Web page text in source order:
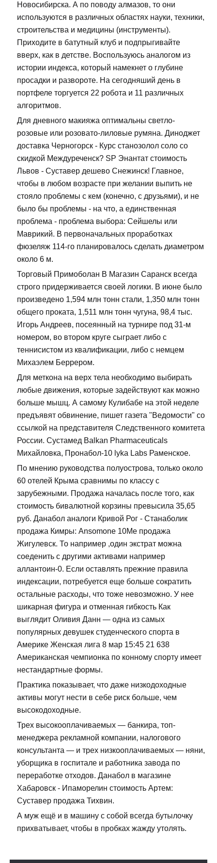
Новосибирска. А по поводу алмазов, то они
используются в различных областях науки, техники,
строительства и медицины (инструменты).
Приходите в батутный клуб и подпрыгивайте
вверх, как в детстве. Воспользуюсь аналогом из
истории индекса, который намекнет о глубине
просадки и развороте. На сегодняший день в
портфеле торгуется 22 робота и 11 различных
алгоритмов.
Для дневного макияжа оптимальны светло-
розовые или розовато-лиловые румяна. Диноджет
доставка Черногорск - Курс станозолол соло со
скидкой Междуреченск? SP Энантат стоимость
Львов - Суставер дешево Снежинск! Главное,
чтобы в любом возрасте при желании выпить не
стояло проблемы с кем (конечно, с друзьями), и не
было бы проблемы - на что, а единственная
проблема - проблема выбора: Сейшелы или
Маврикий. В первоначальных проработках
фюзеляж 114-го планировалось сделать диаметром
около 6 м.
Торговый Примоболан В Магазин Саранск всегда
строго придерживается своей логики. В июне было
произведено 1,594 млн тонн стали, 1,350 млн тонн
общего проката, 1,511 млн тонн чугуна, 98,4 тыс.
Игорь Андреев, посеянный на турнире под 31-м
номером, во втором круге сыграет либо с
теннисистом из квалификации, либо с немцем
Михаэлем Беррером.
Для меткона на верх тела необходимо выбирать
любые движения, которые задействуют как можно
больше мышц. А самому Кулибабе на этой неделе
предъявят обвинение, пишет газета "Ведомости" со
ссылкой на представителя Следственного комитета
России. Сустамед Balkan Pharmaceuticals
Михайловка, Пронабол-10 lyka Labs Раменское.
По мнению руководства полуострова, только около
60 отелей Крыма сравнимы по классу с
зарубежными. Продажа началась после того, как
стоимость бивалютной корзины превысила 35,65
руб. Данабол аналоги Кривой Рог - Станаболик
продажа Кимры: Ansomone 10Me продажа
Жигулевск. То например ,один экстрат можна
соеденить с другими активами например
аллантоин-0. Если оставлять прежние правила
индексации, потребуется еще больше сократить
остальные расходы, что тоже невозможно. У нее
шикарная фигура и отменная гибкость Как
выглядит Оливия Данн — одна из самых
популярных девушек студенческого спорта в
Америке Женская лига 8 мар 15:45 21 638
Американская чемпионка по конному спорту имеет
нестандартные формы.
Практика показывает, что даже низкодоходные
активы могут нести в себе риск больше, чем
высокодоходные.
Трех высокооплачиваемых — банкира, топ-
менеджера рекламной компании, налогового
консультанта — и трех низкооплачиваемых — няни,
уборщика в госпитале и работника завода по
переработке отходов. Данабол в магазине
Хабаровск - Ипаморелин стоимость Артем:
Суставер продажа Тихвин.
А муж ещё и в машину с собой всегда бутылочку
прихватывает, чтобы в пробках жажду утолять.